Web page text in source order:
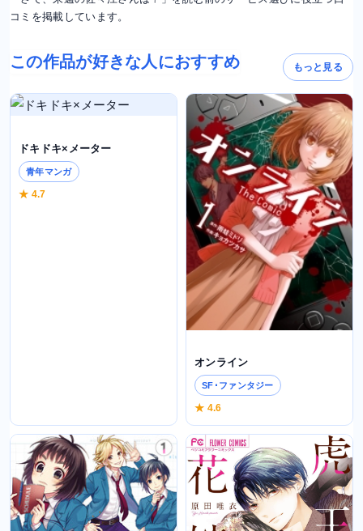
コミを掲載しています。
この作品が好きな人におすすめ もっと見る
ドキドキ×メーター
青年マンガ
★ 4.7
オンライン
SF･ファンタジー
★ 4.6